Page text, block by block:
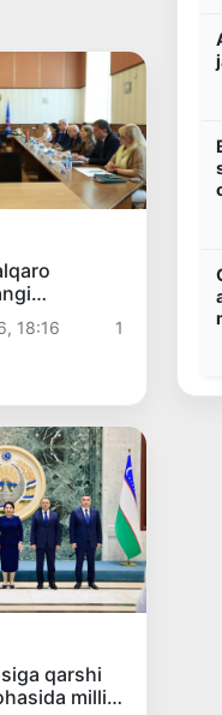
texnika
yakunlandi
18:16
1
qarshi
milliy